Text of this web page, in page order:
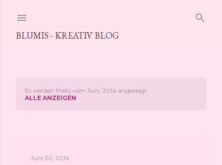
BLUMIS - KREATIV BLOG
Es werden Posts vom Juni, 2014 angezeigt.
ALLE ANZEIGEN
Juni 30, 2014